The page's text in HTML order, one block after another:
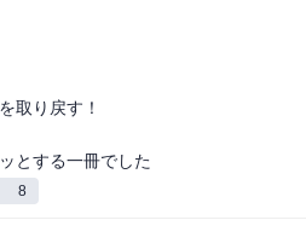
取り戻す！
とする一冊でした
8